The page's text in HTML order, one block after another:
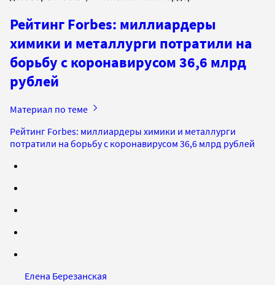
Рейтинг Forbes: миллиардеры
химики и металлурги потратили на
борьбу с коронавирусом 36,6 млрд
рублей
Материал по теме
Рейтинг Forbes: миллиардеры химики и металлурги
потратили на борьбу с коронавирусом 36,6 млрд рублей
Елена Березанская